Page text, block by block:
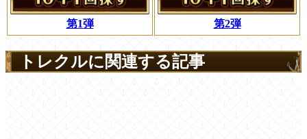
第1弾 第2弾
トレクルに関連する記事